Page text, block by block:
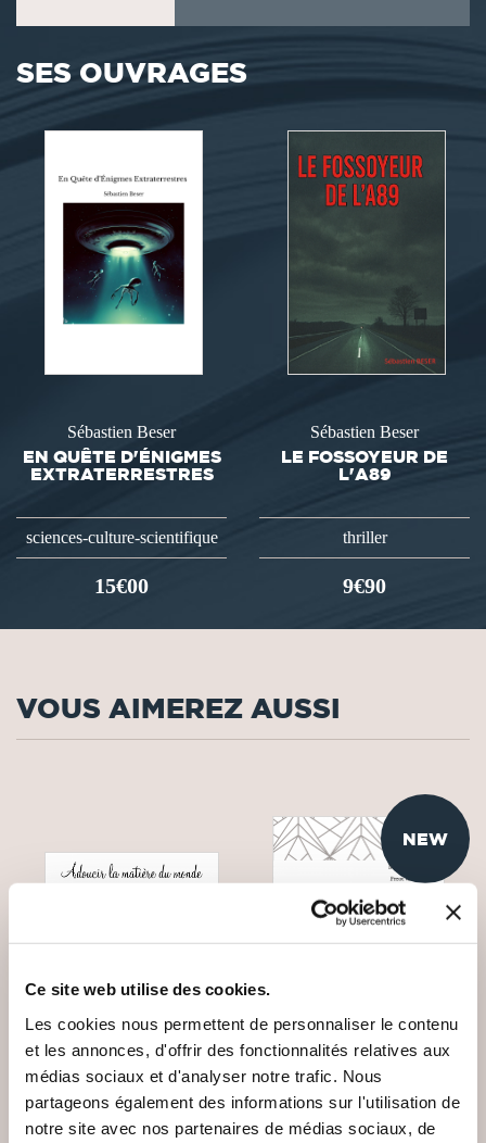
Ce site web utilise des cookies.
Les cookies nous permettent de personnaliser le contenu
et les annonces, d'offrir des fonctionnalités relatives aux
médias sociaux et d'analyser notre trafic. Nous
partageons également des informations sur l'utilisation de
notre site avec nos partenaires de médias sociaux, de
SES OUVRAGES
Sébastien Beser
EN QUÊTE D'ÉNIGMES
EXTRATERRESTRES
sciences-culture-scientifique
15€00
Sébastien Beser
LE FOSSOYEUR DE
L'A89
thriller
9€90
VOUS AIMEREZ AUSSI
(0 avis)
NEW
(0 avis)